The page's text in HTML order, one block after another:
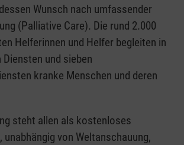
Wunsch nach umfassender
(Palliative Care). Die rund 2.000
Helferinnen und Helfer begleiten in
und sieben
kranke Menschen und deren
steht allen als kostenloses
von Weltanschauung,